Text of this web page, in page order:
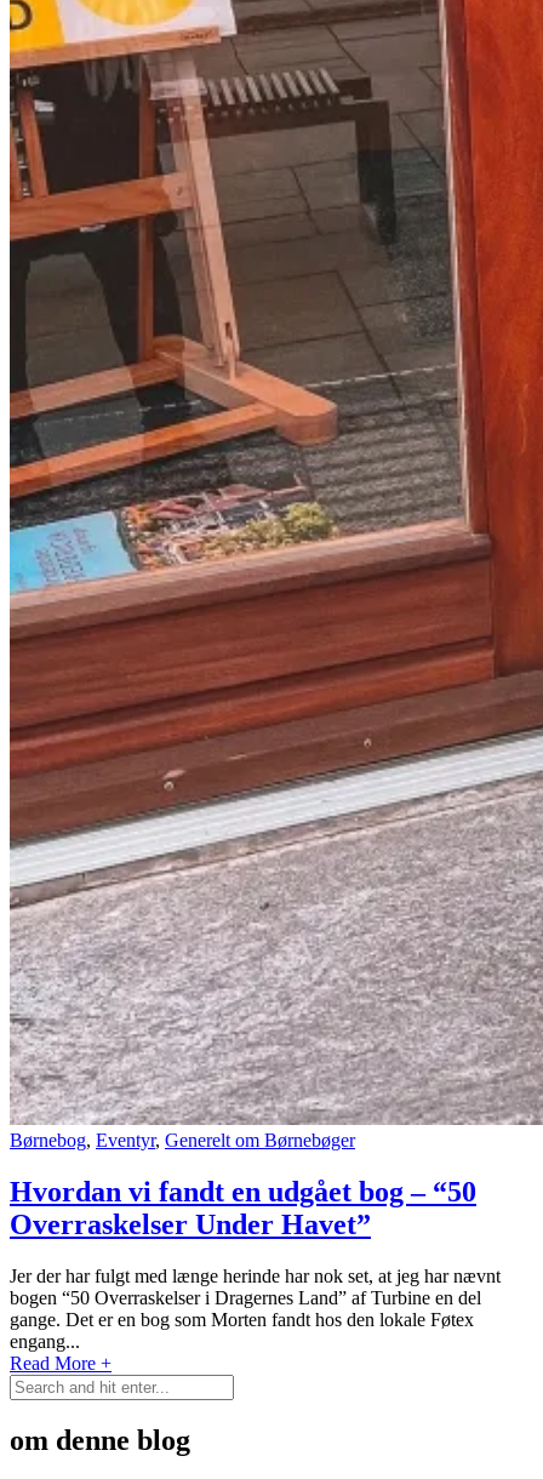
Børnebog, Eventyr, Generelt om Børnebøger
Hvordan vi fandt en udgået bog – “50
Overraskelser Under Havet”
Jer der har fulgt med længe herinde har nok set, at jeg har nævnt
bogen “50 Overraskelser i Dragernes Land” af Turbine en del
gange. Det er en bog som Morten fandt hos den lokale Føtex
engang...
Read More +
om denne blog